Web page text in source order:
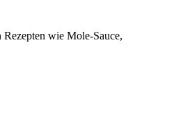
wie Mole-Sauce,